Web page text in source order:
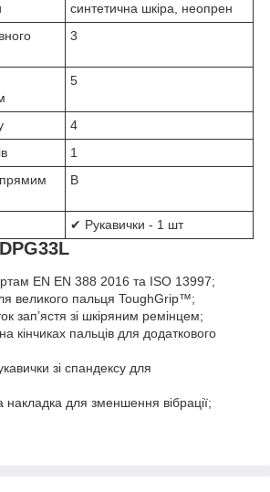
синтетична шкіра, неопрен
3
5
4
1
прямим
В
✔ Рукавички - 1 шт
EN EN 388 2016 та ISO 13997;
великого пальця ToughGrip™;
зап’ястя зі шкіряним ремінцем;
кінчиках пальців для додаткового
зі спандексу для
накладка для зменшення вібрації;